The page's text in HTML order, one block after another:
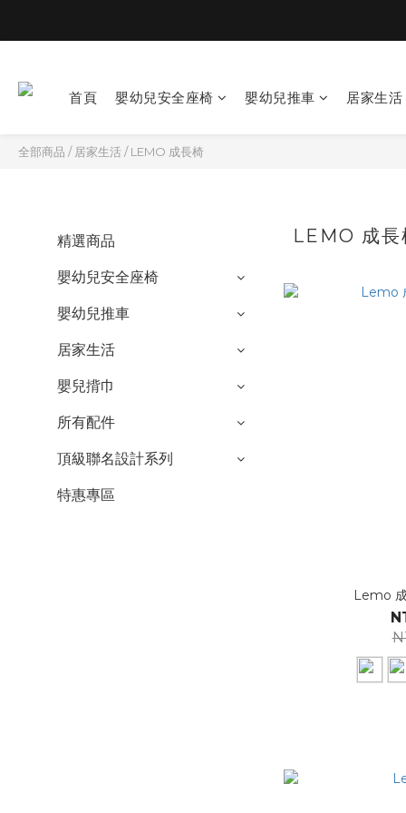
首頁 嬰幼兒安全座椅 嬰幼兒推車 居家生活
全部商品 / 居家生活/LEMO 成長椅
精選商品
嬰幼兒安全座椅
嬰幼兒推車
居家生活
嬰兒揹巾
所有配件
頂級聯名設計系列
特惠專區
LEMO 成長
Lemo